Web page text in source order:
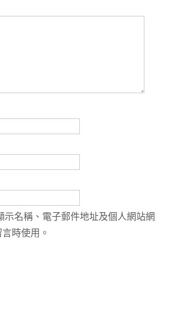
示名稱、電子郵件地址及個人網站網
時使用。